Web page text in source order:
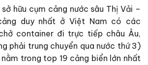
sở hữu cụm cảng nước sâu Thị Vải –
duy nhất ở Việt Nam có các
container đi trực tiếp châu Âu,
phải trung chuyển qua nước thứ 3)
trong top 19 cảng biển lớn nhất